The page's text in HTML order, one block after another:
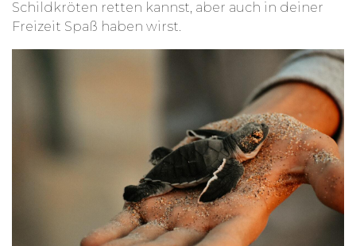
Schildkröten retten kannst, aber auch in deiner
Freizeit Spaß haben wirst.